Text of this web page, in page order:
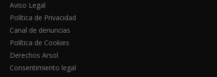
Aviso Legal
Política de Privacidad
Canal de denuncias
Política de Cookies
Derechos Arsol
Consentimiento legal